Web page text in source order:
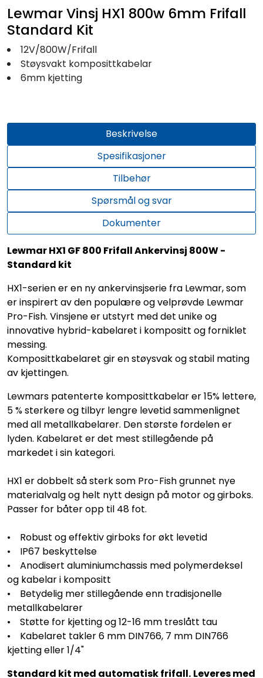
Lewmar Vinsj HX1 800w 6mm Frifall
Standard Kit
12V/800W/Frifall
Støysvakt komposittkabelar
6mm kjetting
Beskrivelse
Spesifikasjoner
Tilbehør
Spørsmål og svar
Dokumenter
Lewmar HX1 GF 800 Frifall Ankervinsj 800W -
Standard kit
HX1-serien er en ny ankervinsjserie fra Lewmar, som
er inspirert av den populære og velprøvde Lewmar
Pro-Fish. Vinsjene er utstyrt med det unike og
innovative hybrid-kabelaret i kompositt og forniklet
messing.
Komposittkabelaret gir en støysvak og stabil mating
av kjettingen.
Lewmars patenterte komposittkabelar er 15% lettere,
5 % sterkere og tilbyr lengre levetid sammenlignet
med all metallkabelarer. Den største fordelen er
lyden. Kabelaret er det mest stillegående på
markedet i sin kategori.
HX1 er dobbelt så sterk som Pro-Fish grunnet nye
materialvalg og helt nytt design på motor og girboks.
Passer for båter opp til 48 fot.
• Robust og effektiv girboks for økt levetid
• IP67 beskyttelse
• Anodisert aluminiumchassis med polymerdeksel
og kabelar i kompositt
• Betydelig mer stillegående enn tradisjonelle
metallkabelarer
• Støtte for kjetting og 12-16 mm treslått tau
• Kabelaret takler 6 mm DIN766, 7 mm DIN766
kjetting eller 1/4"
Standard kit med automatisk frifall. Leveres med
Fritid/Sikkerhet
Båtpleie/Opplag
Outlet